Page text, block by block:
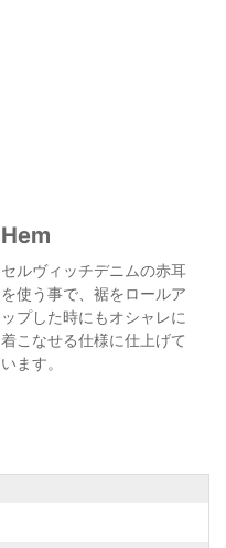
Hem
セルヴィッチデニムの赤耳
を使う事で、裾をロールア
ップした時にもオシャレに
着こなせる仕様に仕上げて
います。